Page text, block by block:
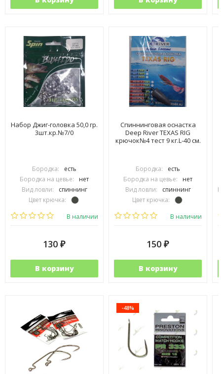
Набор Джиг-головка 50,0 гр.
3шт.кр.№7/0
Бородка:
есть
Бородка на цевье:
нет
Вид ловли:
спиннинг
Цвет крючка:
Тип крючка:
В наличии
130 ₽
В корзину
Спиннинговая оснастка
Deep River TEXAS RIG
крючок№4 тест 9 кг.L-40 см.
Бородка:
есть
Бородка на цевье:
нет
Вид ловли:
спиннинг
Цвет крючка:
Тип крючка:
В наличии
150 ₽
В корзину
-48%